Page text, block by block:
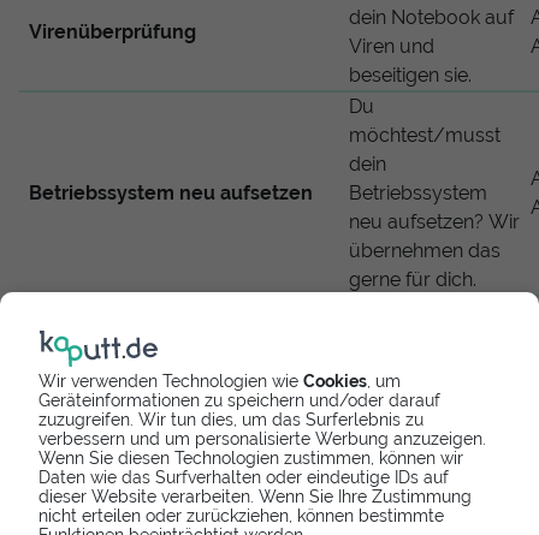
Wir verwenden Technologien wie Cookies , um
Geräteinformationen zu speichern und/oder darauf
zuzugreifen. Wir tun dies, um das Surferlebnis zu
verbessern und um personalisierte Werbung anzuzeigen.
Wenn Sie diesen Technologien zustimmen, können wir
Daten wie das Surfverhalten oder eindeutige IDs auf
dieser Website verarbeiten. Wenn Sie Ihre Zustimmung
nicht erteilen oder zurückziehen, können bestimmte
Virenüberprüfung
dein Notebook auf
Viren und
beseitigen sie.
Betriebssystem neu aufsetzen
Du
möchtest/musst
dein
Betriebssystem
neu aufsetzen? Wir
übernehmen das
gerne für dich.
Festplattenfehler
Beschädigung
funktioniert die
MacBook Pro 16
Zoll 2021 Festplatte
nicht mehr. Wir